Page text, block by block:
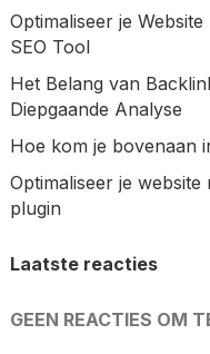
Optimaliseer je
SEO Tool
Het Belang van
Diepgaande Analyse
Hoe kom je bovenaan
Optimaliseer je
plugin
Laatste reacties
GEEN REACTIES OM